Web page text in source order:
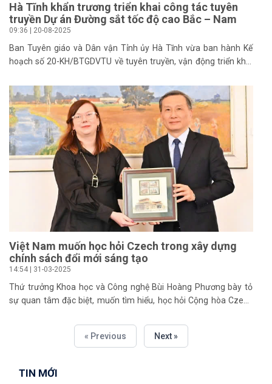
Hà Tĩnh khẩn trương triển khai công tác tuyên
truyền Dự án Đường sắt tốc độ cao Bắc – Nam
09:36 | 20-08-2025
Ban Tuyên giáo và Dân vận Tỉnh ủy Hà Tĩnh vừa ban hành Kế
hoạch số 20-KH/BTGDVTU về tuyên truyền, vận động triển khai
qua địa bàn tỉnh. Đây là nhiệm vụ trọng tâm nhằm tạo sự đồng
thuận, huy động sức mạnh của cả hệ thống chính trị và Nhân
dân, góp phần đưa dự án trọng điểm quốc gia sớm đi vào cuộc
sống.
Việt Nam muốn học hỏi Czech trong xây dựng
chính sách đổi mới sáng tạo
14:54 | 31-03-2025
Thứ trưởng Khoa học và Công nghệ Bùi Hoàng Phương bày tỏ
sự quan tâm đặc biệt, muốn tìm hiểu, học hỏi Cộng hòa Czech
« Previous
Next »
TIN MỚI